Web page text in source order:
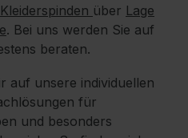
Kleiderspinden über Lage
. Bei uns werden Sie auf
beraten.
auf unsere individuellen
für
und besonders